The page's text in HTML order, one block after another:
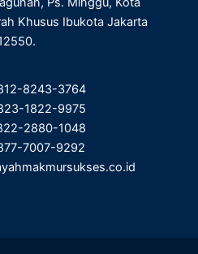
Khusus Ibukota Jakarta
8243-3764
1822-9975
2880-1048
7007-9292